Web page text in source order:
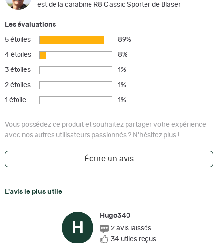
Test de la carabine R8 Classic Sporter de Blaser
Les évaluations
5 étoiles 89%
4 étoiles 8%
3 étoiles 1%
2 étoiles 1%
1 étoile 1%
Vous possédez ce produit et souhaitez partager votre expérience
avec nos autres utilisateurs passionnés ? N'hésitez plus !
Écrire un avis
L'avis le plus utile
H
Hugo340
2 avis laissés
34 utiles reçus